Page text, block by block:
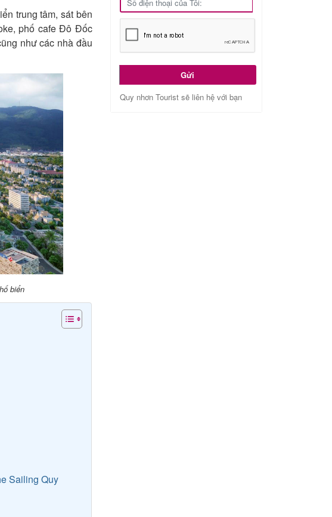
trung tâm, sát bên
phố cafe Đô Đốc
như các nhà đầu
biển
Sailing Quy
Gửi
Quy nhơn Tourist sẽ liên hệ với bạn